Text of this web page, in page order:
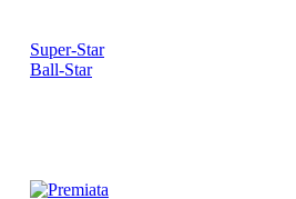
Super-Star
Ball-Star